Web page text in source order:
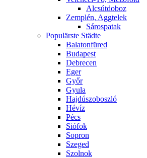
Alcsútdoboz
Zemplén, Aggtelek
Sárospatak
Populärste Städte
Balatonfüred
Budapest
Debrecen
Eger
Győr
Gyula
Hajdúszoboszló
Hévíz
Pécs
Siófok
Sopron
Szeged
Szolnok